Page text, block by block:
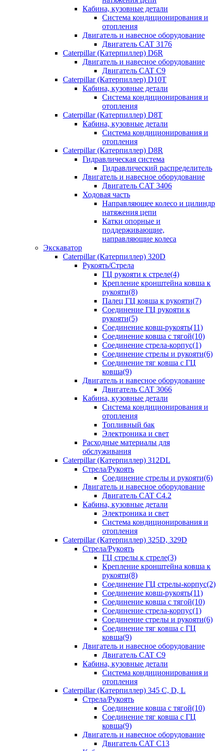
Кабина, кузовные детали
Система кондиционирования и
отопления
Двигатель и навесное оборудование
Двигатель CAT 3176
Caterpillar (Катерпиллер) D6R
Двигатель и навесное оборудование
Двигатель CAT C9
Caterpillar (Катерпиллер) D10T
Кабина, кузовные детали
Система кондиционирования и
отопления
Caterpillar (Катерпиллер) D8T
Кабина, кузовные детали
Система кондиционирования и
отопления
Caterpillar (Катерпиллер) D8R
Гидравлическая система
Гидравлический распределитель
Двигатель и навесное оборудование
Двигатель CAT 3406
Ходовая часть
Направляющее колесо и цилиндр
натяжения цепи
Катки опорные и
поддерживающие,
направляющие колеса
Экскаватор
Caterpillar (Катерпиллер) 320D
Рукоять/Стрела
ГЦ рукояти к стреле(4)
Крепление кронштейна ковша к
рукояти(8)
Палец ГЦ ковша к рукояти(7)
Соединение ГЦ рукояти к
рукояти(5)
Соединение ковш-рукоять(11)
Соединение ковша с тягой(10)
Соединение стрела-корпус(1)
Соединение стрелы и рукояти(6)
Соединение тяг ковша с ГЦ
ковша(9)
Двигатель и навесное оборудование
Двигатель CAT 3066
Кабина, кузовные детали
Система кондиционирования и
отопления
Топливный бак
Электроника и свет
Расходные материалы для
обслуживания
Caterpillar (Катерпиллер) 312DL
Стрела/Рукоять
Соединение стрелы и рукояти(6)
Двигатель и навесное оборудование
Двигатель CAT С4.2
Кабина, кузовные детали
Электроника и свет
Система кондиционирования и
отопления
Caterpillar (Катерпиллер) 325D, 329D
Стрела/Рукоять
ГЦ стрелы к стреле(3)
Крепление кронштейна ковша к
рукояти(8)
Соединение ГЦ стрелы-корпус(2)
Соединение ковш-рукоять(11)
Соединение ковша с тягой(10)
Соединение стрела-корпус(1)
Соединение стрелы и рукояти(6)
Соединение тяг ковша с ГЦ
ковша(9)
Двигатель и навесное оборудование
Двигатель CAT C9
Кабина, кузовные детали
Система кондиционирования и
отопления
Caterpillar (Катерпиллер) 345 C, D, L
Стрела/Рукоять
Соединение ковша с тягой(10)
Соединение тяг ковша с ГЦ
ковша(9)
Двигатель и навесное оборудование
Двигатель CAT C13